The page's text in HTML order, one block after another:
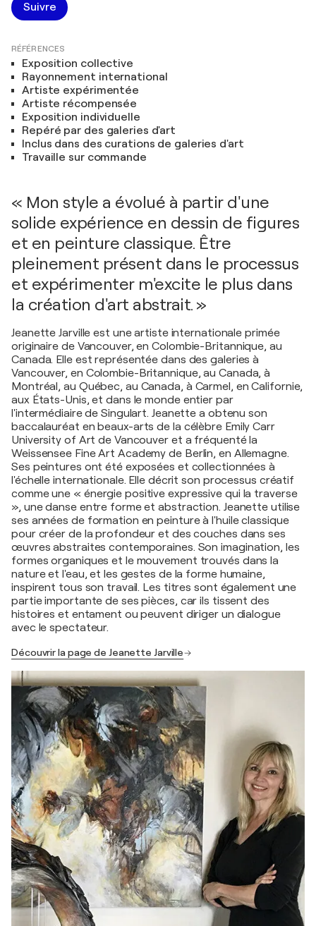
Suivre
RÉFÉRENCES
Exposition collective
Rayonnement international
Artiste expérimentée
Artiste récompensée
Exposition individuelle
Repéré par des galeries d'art
Inclus dans des curations de galeries d'art
Travaille sur commande
« Mon style a évolué à partir d'une
solide expérience en dessin de figures
et en peinture classique. Être
pleinement présent dans le processus
et expérimenter m'excite le plus dans
la création d'art abstrait. »
Jeanette Jarville est une artiste internationale primée
originaire de Vancouver, en Colombie-Britannique, au
Canada. Elle est représentée dans des galeries à
Vancouver, en Colombie-Britannique, au Canada, à
Montréal, au Québec, au Canada, à Carmel, en Californie,
aux États-Unis, et dans le monde entier par
l'intermédiaire de Singulart. Jeanette a obtenu son
baccalauréat en beaux-arts de la célèbre Emily Carr
University of Art de Vancouver et a fréquenté la
Weissensee Fine Art Academy de Berlin, en Allemagne.
Ses peintures ont été exposées et collectionnées à
l'échelle internationale. Elle décrit son processus créatif
comme une « énergie positive expressive qui la traverse
», une danse entre forme et abstraction. Jeanette utilise
ses années de formation en peinture à l'huile classique
pour créer de la profondeur et des couches dans ses
œuvres abstraites contemporaines. Son imagination, les
formes organiques et le mouvement trouvés dans la
nature et l'eau, et les gestes de la forme humaine,
inspirent tous son travail. Les titres sont également une
partie importante de ses pièces, car ils tissent des
histoires et entament ou peuvent diriger un dialogue
avec le spectateur.
Découvrir la page de Jeanette Jarville